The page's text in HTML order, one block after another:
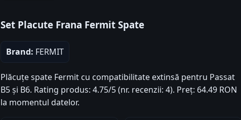
Set Placute Frana Fermit Spate
Brand: FERMIT
Plăcuțe spate Fermit cu compatibilitate extinsă pentru Passat
B5 și B6. Rating produs: 4.75/5 (nr. recenzii: 4). Preț: 64.49 RON
la momentul datelor.